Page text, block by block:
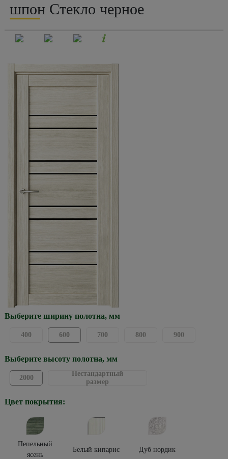
шпон Стекло черное
Выберите ширину полотна, мм
400 600 700 800 900
Выберите высоту полотна, мм
2000
Нестандартный
размер
Цвет покрытия:
Пепельный
ясень
Белый кипарис Дуб нордик